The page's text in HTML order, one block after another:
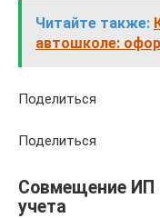
Читайте также:
автошколе:
Поделиться
Поделиться
Совмещение
учета